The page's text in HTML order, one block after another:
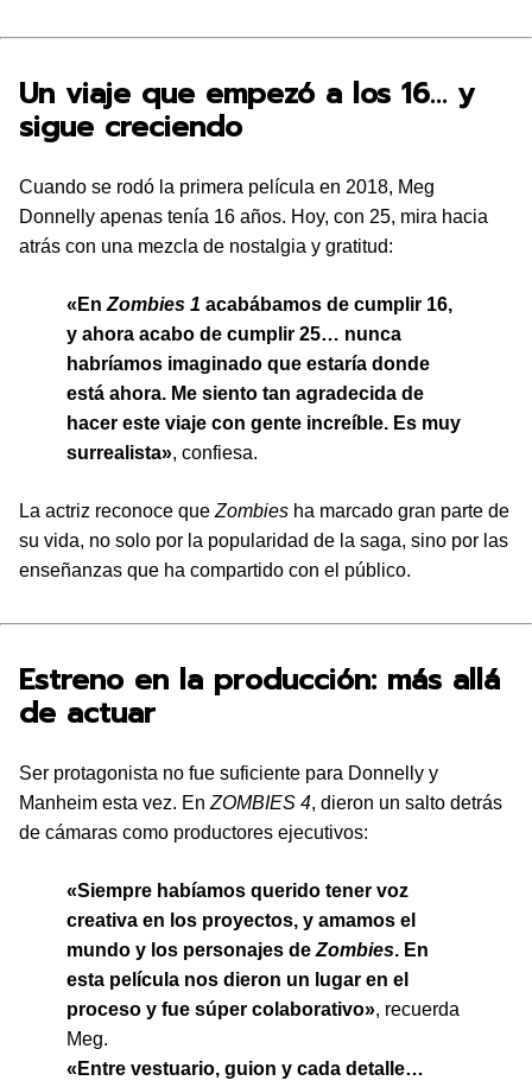
Un viaje que empezó a los 16… y
sigue creciendo
Cuando se rodó la primera película en 2018, Meg
Donnelly apenas tenía 16 años. Hoy, con 25, mira hacia
atrás con una mezcla de nostalgia y gratitud:
«En Zombies 1 acabábamos de cumplir 16,
y ahora acabo de cumplir 25… nunca
habríamos imaginado que estaría donde
está ahora. Me siento tan agradecida de
hacer este viaje con gente increíble. Es muy
surrealista», confiesa.
La actriz reconoce que Zombies ha marcado gran parte de
su vida, no solo por la popularidad de la saga, sino por las
enseñanzas que ha compartido con el público.
Estreno en la producción: más allá
de actuar
Ser protagonista no fue suficiente para Donnelly y
Manheim esta vez. En ZOMBIES 4, dieron un salto detrás
de cámaras como productores ejecutivos:
«Siempre habíamos querido tener voz
creativa en los proyectos, y amamos el
mundo y los personajes de Zombies. En
esta película nos dieron un lugar en el
proceso y fue súper colaborativo», recuerda
Meg.
«Entre vestuario, guion y cada detalle…